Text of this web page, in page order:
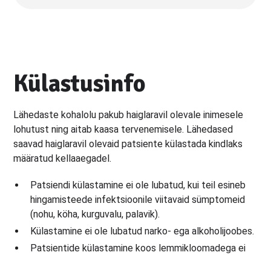
Külastusinfo
Lähedaste kohalolu pakub haiglaravil olevale inimesele
lohutust ning aitab kaasa tervenemisele. Lähedased
saavad haiglaravil olevaid patsiente külastada kindlaks
määratud kellaaegadel.
Patsiendi külastamine ei ole lubatud, kui teil esineb
hingamisteede infektsioonile viitavaid sümptomeid
(nohu, köha, kurguvalu, palavik).
Külastamine ei ole lubatud narko- ega alkoholijoobes.
Patsientide külastamine koos lemmikloomadega ei